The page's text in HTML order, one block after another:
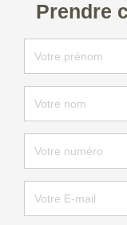
Prendre